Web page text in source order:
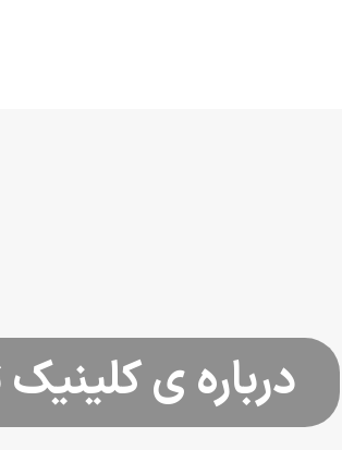
درباره ی